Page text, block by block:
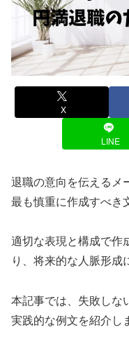
X
LINE
退職の意向を伝えるメ
最も慎重に作成すべき
適切な表現と構成で作
り、将来的な人脈形成
本記事では、失敗しな
実践的な例文を紹介し